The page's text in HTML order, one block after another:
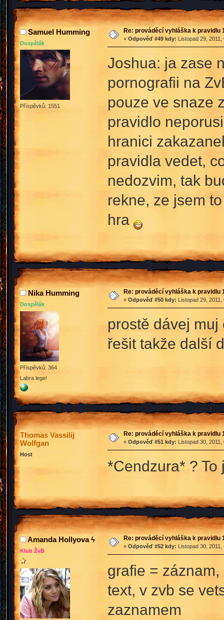
Samuel Humming
Dospělák
Příspěvků: 1551
Re: prováděcí vyhláška k pravidlu
« Odpověď #49 kdy: Listopad 29,
Joshua: ja zase
pornografii na
pouze ve snaze
pravidlo
hranici
pravidla vedet,
nedozvim, tak
rekne, ze jsem
hra
Nika Humming
Dospělák
Příspěvků: 364
Labra lege!
Re: prováděcí vyhláška k pravidlu
« Odpověď #50 kdy: Listopad 29,
prostě dávej
řešit takže další
Thomas Vassilij
Wolfgan
Host
Re: prováděcí vyhláška k pravidlu
« Odpověď #51 kdy: Listopad 30,
*Cendzura* ?
Amanda Hollyova ϟ
Klub ŽvB
Re: prováděcí vyhláška k pravidlu
« Odpověď #52 kdy: Listopad 30,
grafie =
text, v zvb se
zaznamem